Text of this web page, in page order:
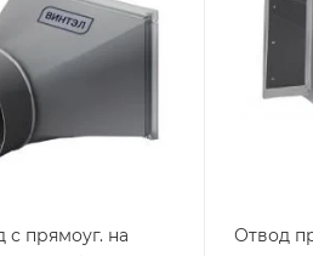
с прямоуг. на
Отвод